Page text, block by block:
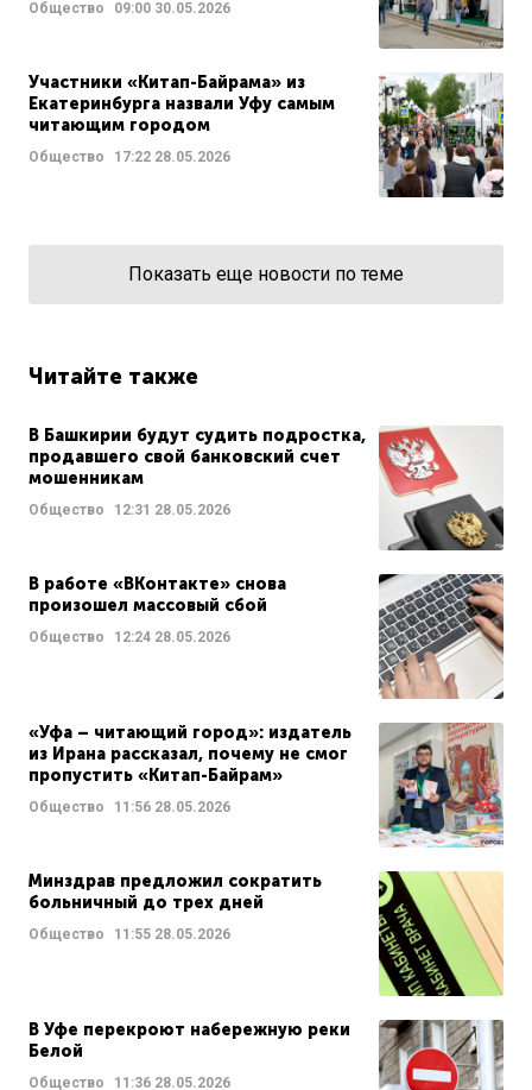
Общество 09:00 30.05.2026
Участники «Китап-Байрама» из
Екатеринбурга назвали Уфу самым
читающим городом
Общество 17:22 28.05.2026
Показать еще новости по теме
Читайте также
В Башкирии будут судить подростка,
продавшего свой банковский счет
мошенникам
Общество 12:31 28.05.2026
В работе «ВКонтакте» снова
произошел массовый сбой
Общество 12:24 28.05.2026
«Уфа – читающий город»: издатель
из Ирана рассказал, почему не смог
пропустить «Китап-Байрам»
Общество 11:56 28.05.2026
Минздрав предложил сократить
больничный до трех дней
Общество 11:55 28.05.2026
В Уфе перекроют набережную реки
Белой
Общество 11:36 28.05.2026